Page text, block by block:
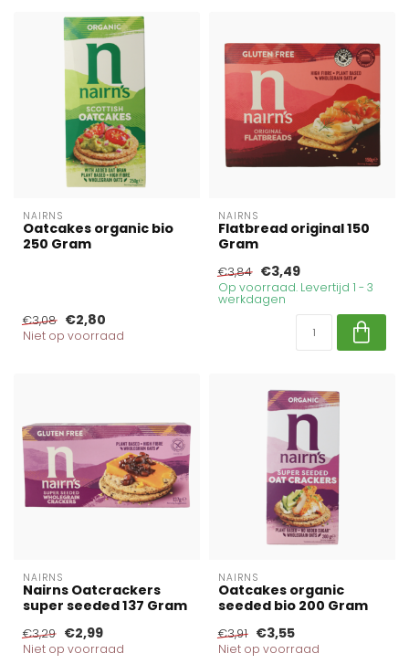
NAIRNS
Oatcakes organic bio
250 Gram
€3,08 €2,80
Niet op voorraad
NAIRNS
Flatbread original 150
Gram
€3,84 €3,49
Op voorraad. Levertijd 1 - 3
werkdagen
NAIRNS
Nairns Oatcrackers
super seeded 137 Gram
€3,29 €2,99
Niet op voorraad
NAIRNS
Oatcakes organic
seeded bio 200 Gram
€3,91 €3,55
Niet op voorraad